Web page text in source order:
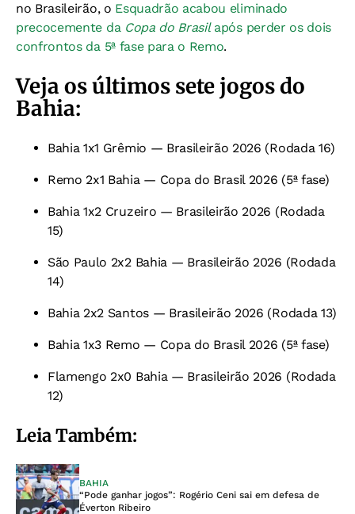
no Brasileirão, o Esquadrão acabou eliminado
precocemente da Copa do Brasilapós perder os dois
confrontos da 5ª fase para o Remo.
Veja os últimos sete jogos do
Bahia:
Bahia 1x1 Grêmio — Brasileirão 2026 (Rodada 16)
Remo 2x1 Bahia — Copa do Brasil 2026 (5ª fase)
Bahia 1x2 Cruzeiro — Brasileirão 2026 (Rodada
15)
São Paulo 2x2 Bahia — Brasileirão 2026 (Rodada
14)
Bahia 2x2 Santos — Brasileirão 2026 (Rodada 13)
Bahia 1x3 Remo — Copa do Brasil 2026 (5ª fase)
Flamengo 2x0 Bahia — Brasileirão 2026 (Rodada
12)
Leia Também:
BAHIA
“Pode ganhar jogos”: Rogério Ceni sai em defesa de
Éverton Ribeiro